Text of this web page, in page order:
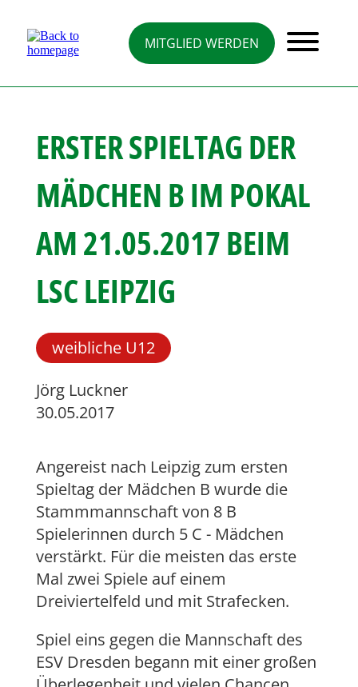
MITGLIED WERDEN
ERSTER SPIELTAG DER
MÄDCHEN B IM POKAL
AM 21.05.2017 BEIM
LSC LEIPZIG
weibliche U12
Jörg Luckner
30.05.2017
Angereist nach Leipzig zum ersten
Spieltag der Mädchen B wurde die
Stammmannschaft von 8 B
Spielerinnen durch 5 C - Mädchen
verstärkt. Für die meisten das erste
Mal zwei Spiele auf einem
Dreiviertelfeld und mit Strafecken.
Spiel eins gegen die Mannschaft des
ESV Dresden begann mit einer großen